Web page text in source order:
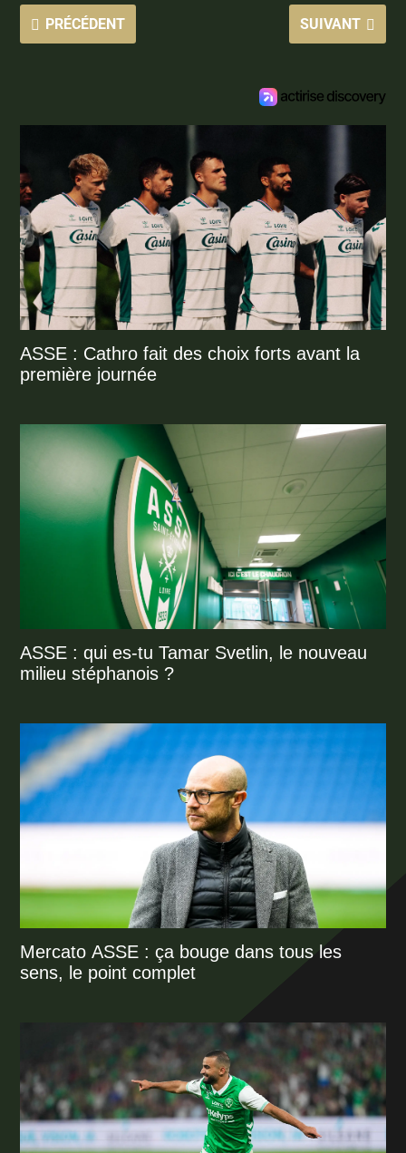
PRÉCÉDENT SUIVANT
ASSE : Cathro fait des choix forts avant la
première journée
ASSE : qui es-tu Tamar Svetlin, le nouveau
milieu stéphanois ?
Mercato ASSE : ça bouge dans tous les
sens, le point complet